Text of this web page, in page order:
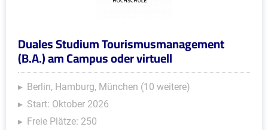
Duales Studium Tourismusmanagement
(B.A.) am Campus oder virtuell
Berlin, Hamburg, München (10 weitere)
Start: Oktober 2026
Freie Plätze: 250